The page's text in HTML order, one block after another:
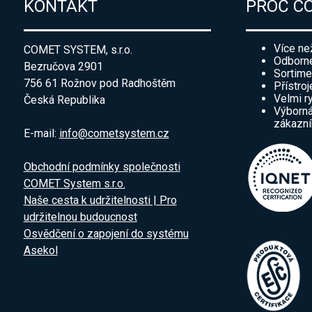
KONTAKT
COMET SYSTEM, s.r.o.
Bezručova 2901
756 61 Rožnov pod Radhoštěm
Česká Republika
E-mail: info@cometsystem.cz
Obchodní podmínky společnosti
COMET System s.r.o.
Naše cesta k udržitelnosti | Pro
udržitelnou budoucnost
Osvědčení o zapojení do systému
Asekol
PROČ
Více
Velmi